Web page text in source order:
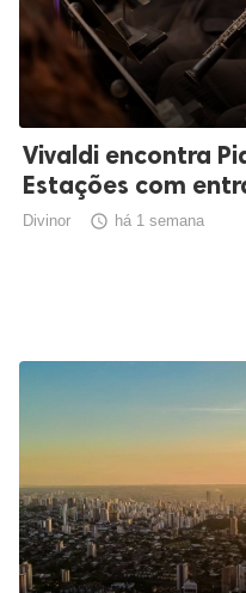
Vivaldi encontra
Estações com
Divinor  há 1 semana